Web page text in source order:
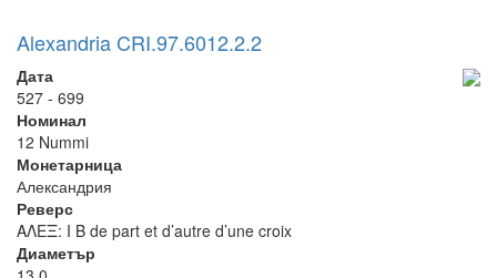
Alexandria CRI.97.6012.2.2
Дата
527 - 699
Номинал
12 Nummi
Монетарница
Александрия
Реверс
ΑΛΕΞ: I B de part et d’autre d’une croix
Диаметър